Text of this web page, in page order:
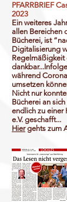
PFARRBRIEF
2023
Ein weiteres
allen Bereichen
Bücherei, ist
Digitalisierung
Regelmäßigkeit
während
umsetzen
Nicht nur
Bücherei an
endlich zu
e.V. geschafft...
Hiergehts zum